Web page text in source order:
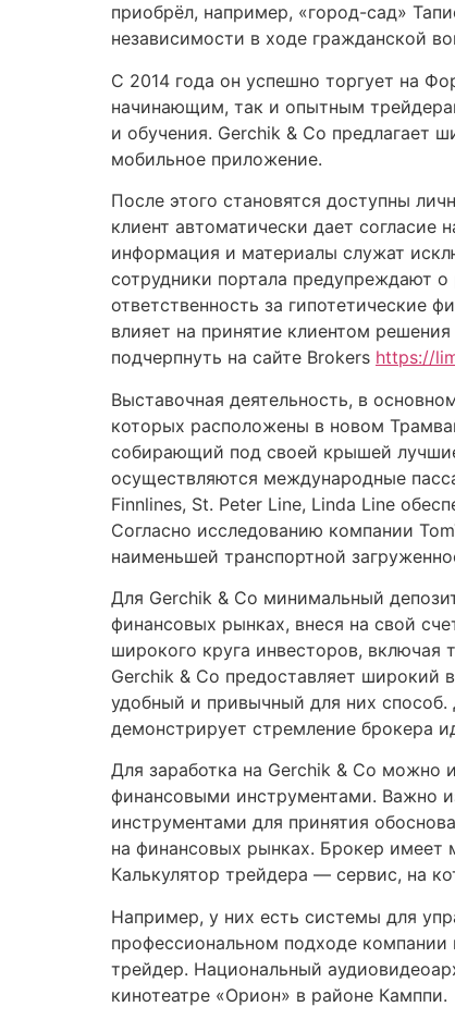
приобрёл, например, «город-сад»
независимости в ходе гражданской
С 2014 года он успешно торгует на
начинающим, так и опытным
и обучения. Gerchik & Co предлагает
мобильное приложение.
После этого становятся доступны
клиент автоматически дает
информация и материалы служат
сотрудники портала предупреждают
ответственность за гипотетические
влияет на принятие клиентом
подчерпнуть на сайте Brokers https://
Выставочная деятельность, в
которых расположены в новом
собирающий под своей крышей
осуществляются международные
Finnlines, St. Peter Line, Linda Line
Согласно исследованию компании
наименьшей транспортной
Для Gerchik & Co минимальный
финансовых рынках, внеся на свой
широкого круга инвесторов, включая
Gerchik & Co предоставляет широкий
удобный и привычный для них
демонстрирует стремление брокера
Для заработка на Gerchik & Co можно
финансовыми инструментами. Важно
инструментами для принятия
на финансовых рынках. Брокер имеет
Калькулятор трейдера — сервис, на
Например, у них есть системы для
профессиональном подходе компании
трейдер. Национальный
кинотеатре «Орион» в районе Камппи.